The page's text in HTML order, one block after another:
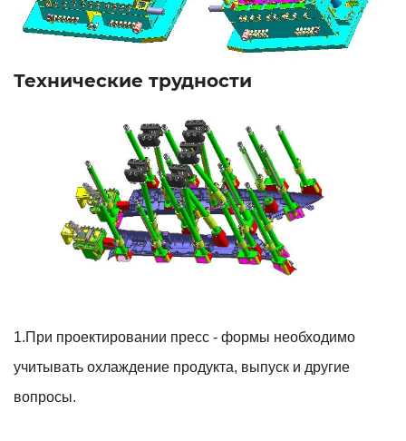
Технические трудности
1.При проектировании пресс - формы необходимо
учитывать охлаждение продукта, выпуск и другие
вопросы.